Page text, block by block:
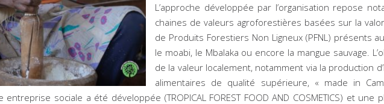
L’approche développée par l’organisation repose
chaines de valeurs agroforestières basées sur la
de Produits Forestiers Non Ligneux (PFNL) présents
le moabi, le Mbalaka ou encore la mangue sauvage.
de la valeur localement, notamment via la production
alimentaires de qualité supérieure, « made in
entreprise sociale a été développée (TROPICAL FOREST FOOD AND COSMETICS) et